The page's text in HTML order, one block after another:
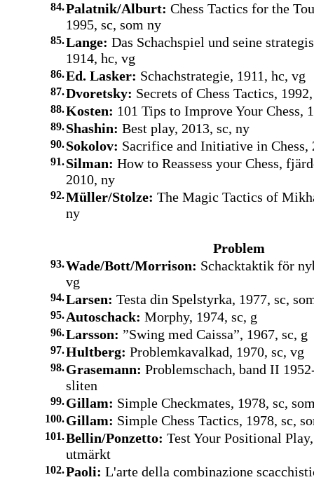
84.Palatnik/Alburt: Chess Tactics for the
1995, sc, som ny
85.Lange: Das Schachspiel und seine
1914, hc, vg
86.Ed. Lasker: Schachstrategie, 1911, hc, vg
87.Dvoretsky: Secrets of Chess Tactics,
88.Kosten: 101 Tips to Improve Your Chess,
89.Shashin: Best play, 2013, sc, ny
90.Sokolov: Sacrifice and Initiative in Chess,
91.Silman: How to Reassess your Chess,
2010, ny
92.Müller/Stolze: The Magic Tactics of
ny
Problem
93.Wade/Bott/Morrison: Schacktaktik för
vg
94.Larsen: Testa din Spelstyrka, 1977, sc,
95.Autoschack: Morphy, 1974, sc, g
96.Larsson: ”Swing med Caissa”, 1967, sc, g
97.Hultberg: Problemkavalkad, 1970, sc, vg
98.Grasemann: Problemschach, band II
sliten
99.Gillam: Simple Checkmates, 1978, sc,
100.Gillam: Simple Chess Tactics, 1978, sc,
101.Bellin/Ponzetto: Test Your Positional
utmärkt
102.Paoli: L'arte della combinazione